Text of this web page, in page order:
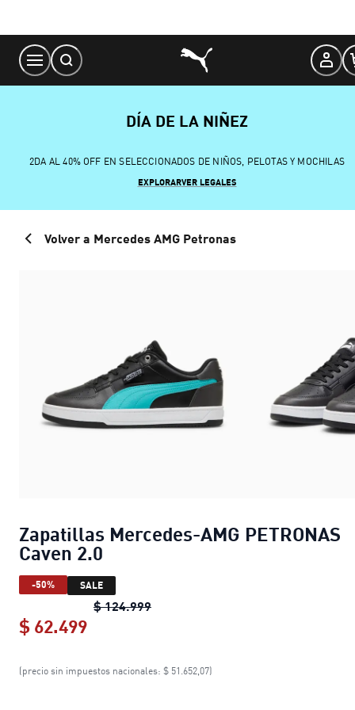
Content
DÍA DE LA NIÑEZ
2DA AL 40% OFF EN SELECCIONADOS DE NIÑOS, PELOTAS Y MOCHILAS
EXPLORARVER LEGALES
Volver a Mercedes AMG Petronas
Zapatillas Mercedes-AMG PETRONAS
Caven 2.0
-50% SALE
$ 124.999Zapatillas Mercedes-AMG
$ 62.499
Zapatillas Mercedes-AMG
(precio sin impuestos nacionales: $ 51.652,07)